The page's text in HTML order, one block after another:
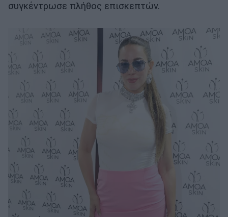
συγκέντρωσε πλήθος επισκεπτών.